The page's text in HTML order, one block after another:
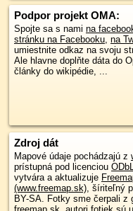
Podpor projekt OMA:
Spojte sa s nami na
stránku na Facebooku, na
umiestnite odkaz na svoju
Ale hlavne doplňte dáta do
články do wikipédie, ...
Zdroj dát
Mapové údaje pochádzajú z
prístupná pod licenciou
vytvára a aktualizuje
(www.freemap.sk), šíriteľný
BY-SA. Fotky sme čerpali z